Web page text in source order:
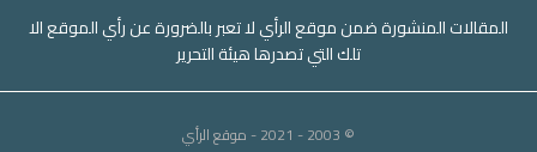
المقالات المنشورة ضمن موقع الرأي لا تعبر بالضرورة عن رأي الموقع الا
تلك التي تصدرها هيئة التحرير
© 2003 - 2021 - موقع الرأي